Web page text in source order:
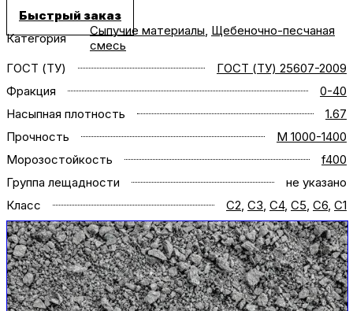
Быстрый заказ
Категория
Сыпучие материалы, Щебеночно-песчаная
смесь
ГОСТ (ТУ)
ГОСТ (ТУ) 25607-2009
Фракция
0-40
Насыпная плотность
1.67
Прочность
M 1000-1400
Морозостойкость
f400
Группа лещадности
не указано
Класс
C2, C3, C4, C5, C6, С1